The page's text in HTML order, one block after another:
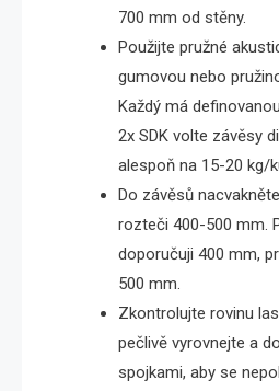
700 mm od stěny.
Použijte pružné
gumovou nebo
Každý má
2x SDK volte závěsy
alespoň na 15-20 kg/
Do závěsů
rozteči 400-500 mm.
doporučuji 400 mm,
500 mm.
Zkontrolujte rovinu
pečlivě vyrovnejte a
spojkami, aby se